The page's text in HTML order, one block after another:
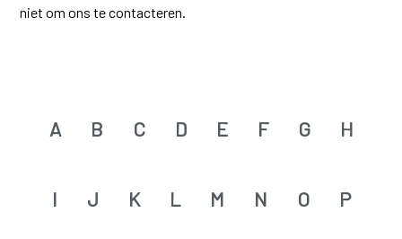
niet om ons te contacteren.
A B C D E F G H
I J K L M N O P